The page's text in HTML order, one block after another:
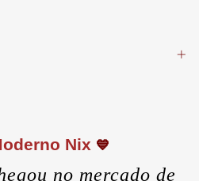
Nix 💙
no mercado de